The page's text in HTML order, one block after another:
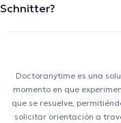
Schnitter?
Doctoranytime es una
momento en que
que se resuelve,
solicitar orientación a